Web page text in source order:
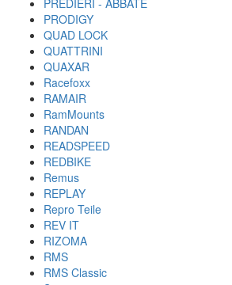
PREDIERI - ABBATE
PRODIGY
QUAD LOCK
QUATTRINI
QUAXAR
Racefoxx
RAMAIR
RamMounts
RANDAN
READSPEED
REDBIKE
Remus
REPLAY
Repro Teile
REV IT
RIZOMA
RMS
RMS Classic